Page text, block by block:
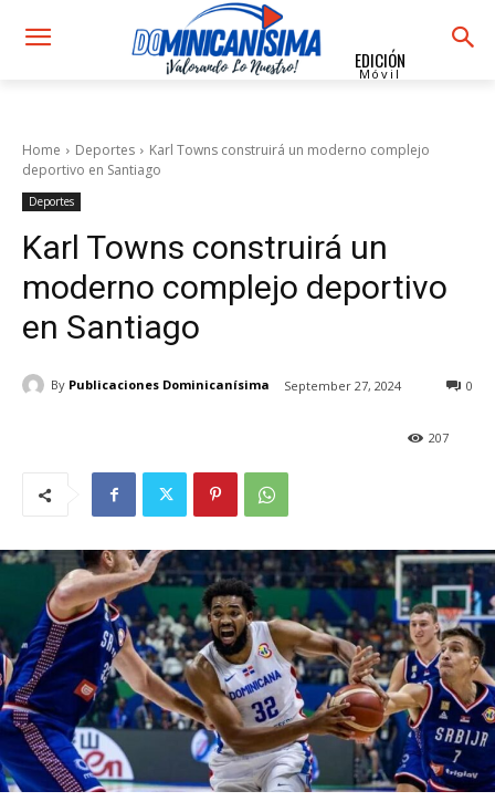
EDICIÓN
Móvil
Home Deportes
Karl Towns construirá un moderno complejo
deportivo en Santiago
Deportes
Karl Towns construirá un
moderno complejo deportivo
en Santiago
By Publicaciones Dominicanísima September 27, 2024 0
207